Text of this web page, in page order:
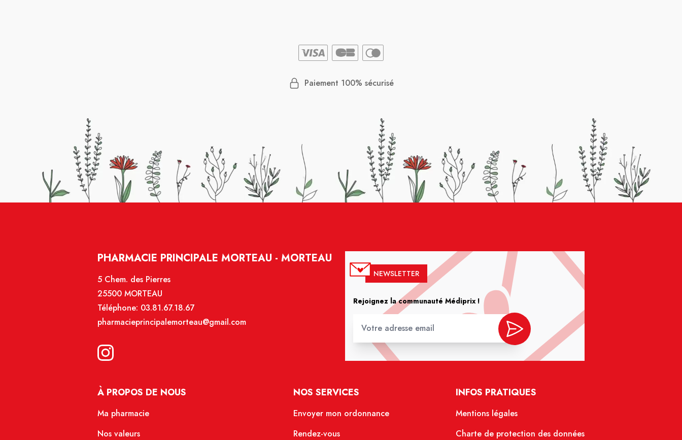
Paiement 100% sécurisé
PHARMACIE PRINCIPALE MORTEAU - MORTEAU
5 Chem. des Pierres
25500 MORTEAU
Téléphone: 03.81.67.18.67
pharmacieprincipalemorteau@gmail.com
NEWSLETTER
Rejoignez la communauté Médiprix !
À PROPOS DE NOUS
Ma pharmacie
Nos valeurs
NOS SERVICES
Envoyer mon ordonnance
Rendez-vous
INFOS PRATIQUES
Mentions légales
Charte de protection des données